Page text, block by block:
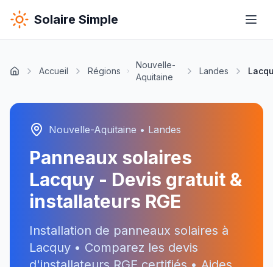
Solaire Simple
Accueil Régions
Nouvelle-
Aquitaine
Landes
Nouvelle-Aquitaine • Landes
Panneaux solaires
Lacquy - Devis gratuit &
installateurs RGE
Installation de panneaux solaires à
Lacquy • Comparez les devis